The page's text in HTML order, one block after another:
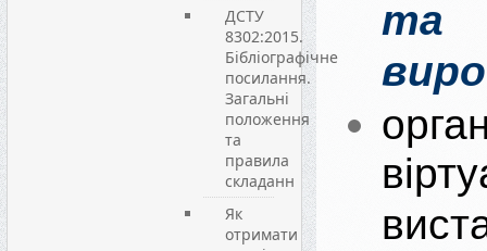
ДСТУ
8302:2015.
Бібліографічне
посилання.
Загальні
положення
та
правила
складанн
Як
отримати
та